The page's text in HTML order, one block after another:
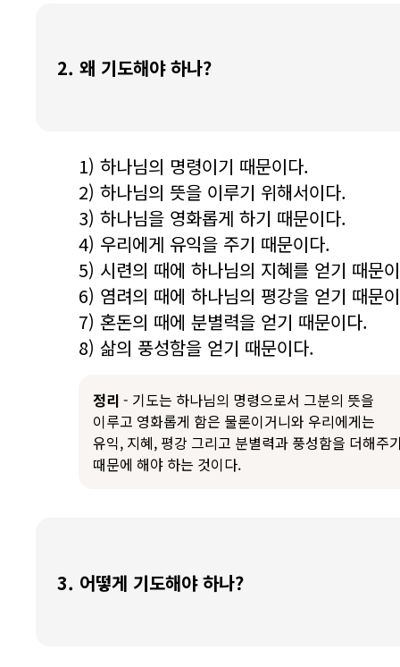
2. 왜 기도해야 하나?
1) 하나님의 명령이기 때문이다.
2) 하나님의 뜻을 이루기 위해서이다.
3) 하나님을 영화롭게 하기 때문이다.
4) 우리에게 유익을 주기 때문이다.
5) 시련의 때에 하나님의 지혜를 얻기 때문
6) 염려의 때에 하나님의 평강을 얻기 때문
7) 혼돈의 때에 분별력을 얻기 때문이다.
8) 삶의 풍성함을 얻기 때문이다.
정리 - 기도는 하나님의 명령으로서 그분의 뜻을
이루고 영화롭게 함은 물론이거니와 우리에게는
유익, 지혜, 평강 그리고 분별력과 풍성함을 더해주
때문에 해야 하는 것이다.
3. 어떻게 기도해야 하나?